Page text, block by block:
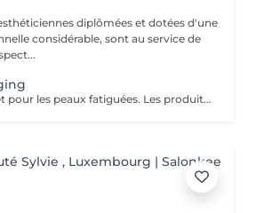
diplômées et dotées d'une
considérable, sont au service de
Le respect...
Soin anti-âge complet pour les peaux fatiguées. Les produits pénètrent en profondeur grâce au Sono Lifter (ultrasons). Il permet de lutter contre les rides et les cicatrices d'acné. L'Oxy Booster rafraîchit la peau et atténue les signes de fatigue, même au niveau du contour des yeux, pour un regard illuminé.